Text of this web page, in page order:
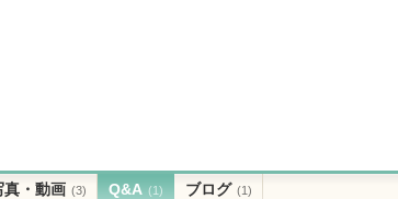
真・動画 (3) Q&A (1) ブログ (1)